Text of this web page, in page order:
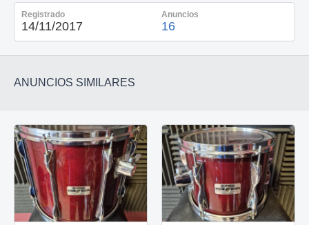
Registrado
14/11/2017
Anuncios
16
ANUNCIOS SIMILARES